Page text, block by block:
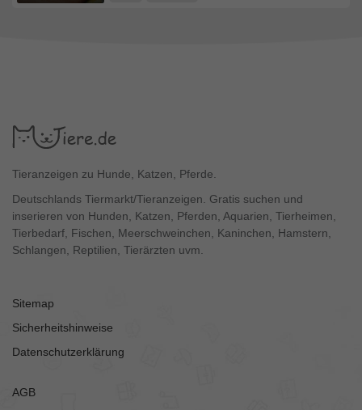
Tieranzeigen zu Hunde, Katzen, Pferde.
Deutschlands Tiermarkt/Tieranzeigen. Gratis suchen und
inserieren von Hunden, Katzen, Pferden, Aquarien, Tierheimen,
Tierbedarf, Fischen, Meerschweinchen, Kaninchen, Hamstern,
Schlangen, Reptilien, Tierärzten uvm.
Sitemap
Sicherheitshinweise
Datenschutzerklärung
AGB